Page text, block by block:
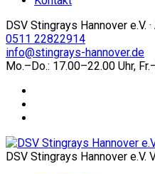
DSV Stingrays Hannover e.V.
0511 22822914
info@stingrays-hannover.de
Mo.–Do.: 17.00–22.00 Uhr,
DSV Stingrays Hannover